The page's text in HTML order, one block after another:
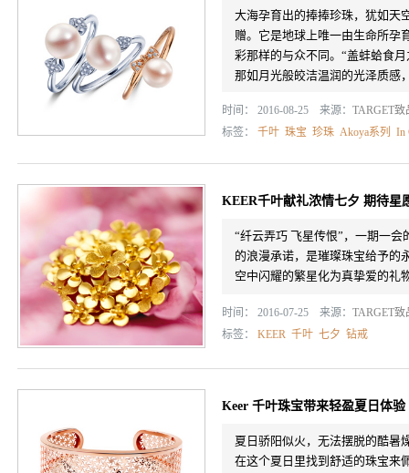
大海孕育出的捧捧珍珠，犹如天
赠。它是地球上唯一由生命所孕
彩那样的与众不同。“盖蚌蛤食
那如月光般皎洁温润的光泽质感
时间： 2016-08-25 来源： TARGET致
标签： 千叶 珠宝 珍珠 Akoya系列 In
KEER千叶献礼浓情七夕 期待星
“纤云弄巧 飞星传恨”，一期一
的浪漫承诺，是璀璨珠宝给予的
空中闪耀的繁星化为真挚爱的礼
时间： 2016-07-25 来源： TARGET致
标签： KEER 千叶 七夕 钻戒
Keer 千叶珠宝带来轻盈夏日体验
夏日骄阳似火，无法摆脱的酷暑
在这个夏日里找到舒适的珠宝来